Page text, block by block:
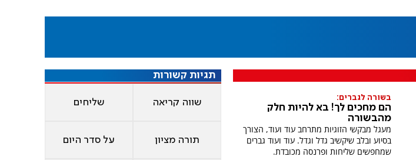
בשורה לגברים:
הם מחכים לך! בא להיות חלק
מהבשורה
מעגל מבקשי הזוגיות מתרחב עוד ועוד, הצורך
בסיוע ובלב שיקשיב גדל וגדל. עוד ועוד גברים
שמחפשים שליחות ופרנסה מכובדת.
תגיות קשורות
שווה קריאה שליחים
תורה מציון על סדר היום